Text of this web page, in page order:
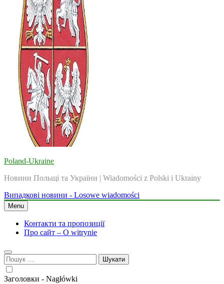
Poland-Ukraine
Новини Польщі та України | Wiadomości z Polski i Ukrainy
Випадкові новини - Losowe wiadomości
Menu
Контакти та пропозиції
Про сайт – O witrynie
Пошук:
Заголовки - Nagłówki